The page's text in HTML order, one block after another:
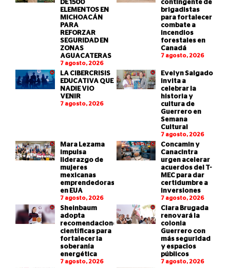
DE 1500
ELEMENTOS EN
MICHOACÁN
PARA
REFORZAR
SEGURIDAD EN
ZONAS
AGUACATERAS
7 agosto, 2026
contingente de
brigadistas
para fortalecer
combate a
incendios
forestales en
Canadá
7 agosto, 2026
LA CIBERCRISIS
EDUCATIVA QUE
NADIE VIO
VENIR
7 agosto, 2026
Evelyn Salgado
invita a
celebrar la
historia y
cultura de
Guerrero en
Semana
Cultural
7 agosto, 2026
Mara Lezama
impulsa
liderazgo de
mujeres
mexicanas
emprendedoras
en EUA
7 agosto, 2026
Concamin y
Canacintra
urgen acelerar
acuerdos del T-
MEC para dar
certidumbre a
inversiones
7 agosto, 2026
Sheinbaum
adopta
recomendaciones
científicas para
fortalecer la
soberanía
energética
7 agosto, 2026
Clara Brugada
renovará la
colonia
Guerrero con
más seguridad
y espacios
públicos
7 agosto, 2026